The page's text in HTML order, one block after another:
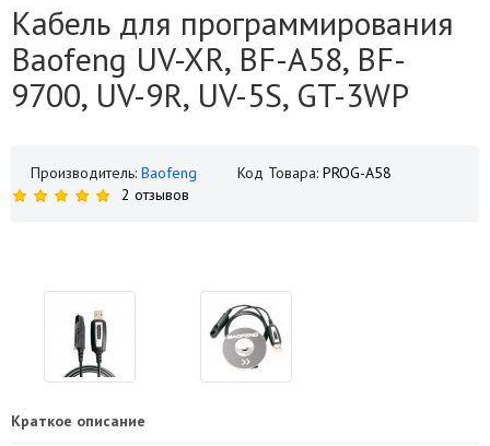
Кабель для программирования
Baofeng UV-XR, BF-A58, BF-
9700, UV-9R, UV-5S, GT-3WP
Производитель: Baofeng Код Товара: PROG-A58
2 отзывов
Краткое описание